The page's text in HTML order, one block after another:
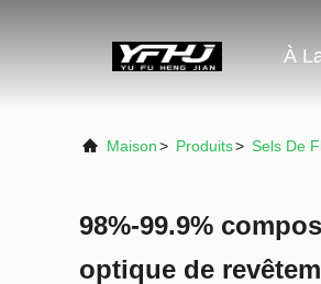
À
Maison> Produits> Sels De
98%-99.9%
optique de